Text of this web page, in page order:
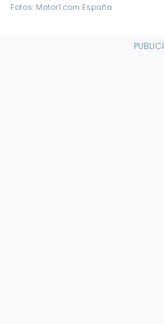
Fotos: Motor1.com España